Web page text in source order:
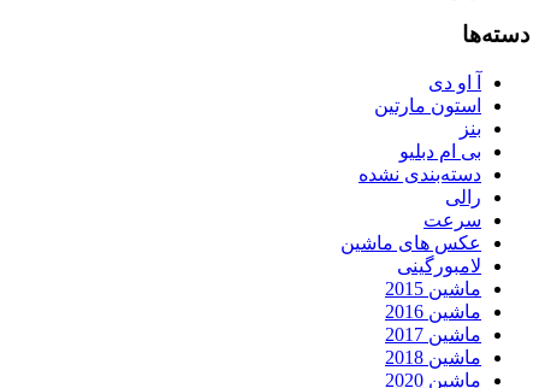
دسته‌ها
آ او دی
استون مارتین
بنز
بی ام دبلیو
دسته‌بندی نشده
رالی
سرعت
عکس های ماشین
لامبورگینی
ماشین 2015
ماشین 2016
ماشین 2017
ماشین 2018
ماشین 2020